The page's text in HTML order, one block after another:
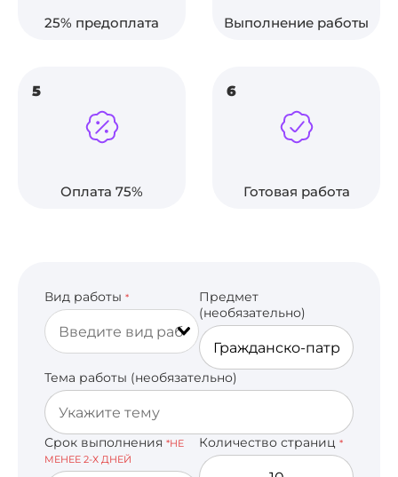
25% предоплата Выполнение работы
5
Оплата 75%
6
Готовая работа
Вид работы *
Предмет
(необязательно)
Тема работы (необязательно)
Срок выполнения *НЕ
МЕНЕЕ 2-Х ДНЕЙ
Количество страниц *